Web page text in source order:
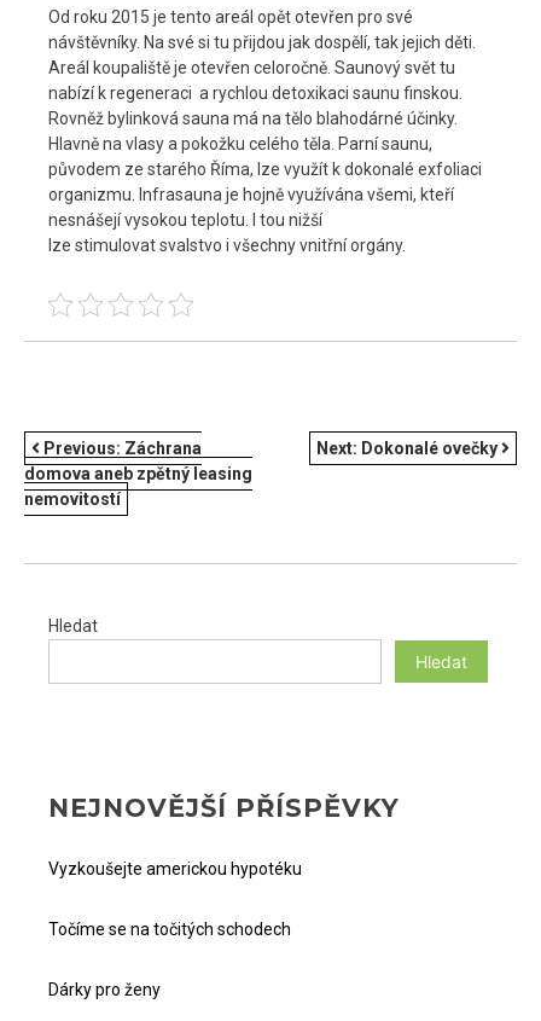
Od roku 2015 je tento areál opět otevřen pro své
návštěvníky. Na své si tu přijdou jak dospělí, tak jejich děti.
Areál koupaliště je otevřen celoročně. Saunový svět tu
nabízí k regeneraci a rychlou detoxikaci saunu finskou.
Rovněž bylinková sauna má na tělo blahodárné účinky.
Hlavně na vlasy a pokožku celého těla. Parní saunu,
původem ze starého Říma, lze využít k dokonalé exfoliaci
organizmu. Infrasauna je hojně využívána všemi, kteří
nesnášejí vysokou teplotu. I tou nižší
lze stimulovat svalstvo i všechny vnitřní orgány.
NAVIGACE
PRO
Previous: Záchrana
domova aneb zpětný leasing
nemovitostí
Next: Dokonalé ovečky
Hledat
Hledat
NEJNOVĚJŠÍ PŘÍSPĚVKY
Vyzkoušejte americkou hypotéku
Točíme se na točitých schodech
Dárky pro ženy